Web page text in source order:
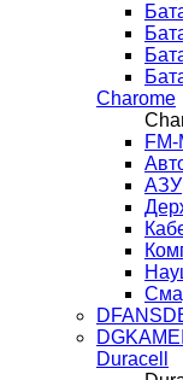
Charome
АЗУ
DGKAMEI
Duracell